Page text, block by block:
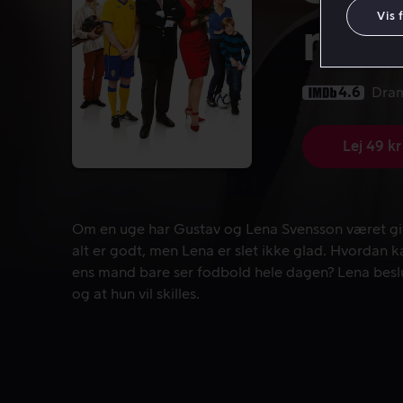
nöd
4.6
Lej 49 kr
Om en uge har Gustav og Lena Svensson været
Om en uge har Gustav og Lena Svensson været
alt er godt, men Lena er slet ikke glad. Hvordan
ens mand bare ser fodbold hele dagen? Lena
og at hun vil skilles.
Vis